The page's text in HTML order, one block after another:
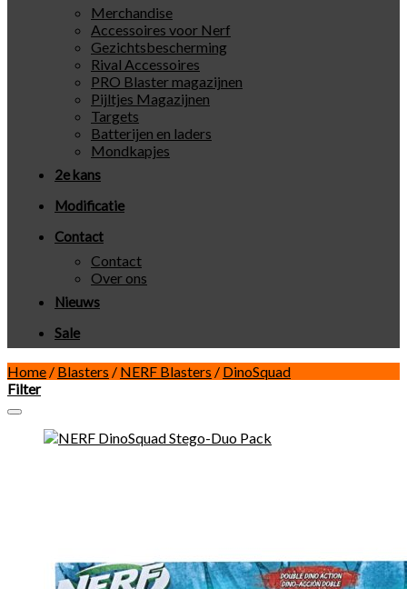
Merchandise
Accessoires voor Nerf
Gezichtsbescherming
Rival Accessoires
PRO Blaster magazijnen
Pijltjes Magazijnen
Targets
Batterijen en laders
Mondkapjes
2e kans
Modificatie
Contact
Contact
Over ons
Nieuws
Sale
Home / Blasters / NERF Blasters / DinoSquad
Filter